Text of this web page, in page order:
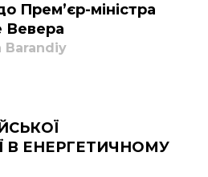
Прем’єр-міністра
Вевера
Barandiy
В ЕНЕРГЕТИЧНОМУ